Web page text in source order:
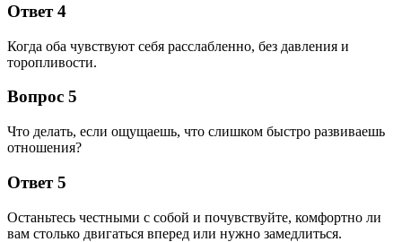
Ответ 4
Когда оба чувствуют себя расслабленно, без давления и
торопливости.
Вопрос 5
Что делать, если ощущаешь, что слишком быстро развиваешь
отношения?
Ответ 5
Останьтесь честными с собой и почувствуйте, комфортно ли
вам столько двигаться вперед или нужно замедлиться.